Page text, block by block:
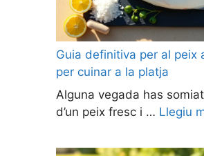
Guia definitiva per al peix
per cuinar a la platja
Alguna vegada has
d’un peix fresc i … Llegiu